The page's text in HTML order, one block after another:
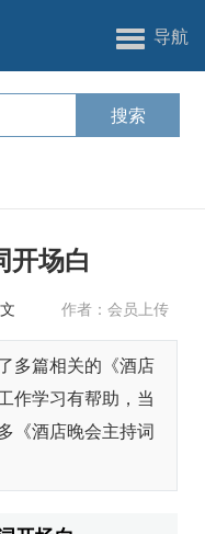
导航
开场白
作者：会员上传
多篇相关的《酒店
作学习有帮助，当
《酒店晚会主持词